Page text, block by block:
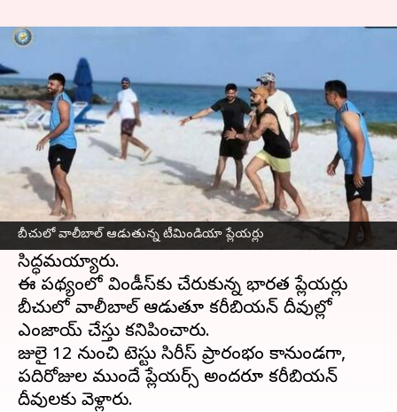
బీచులో వాలీబాల్ ఆడుతున్న టీమిండియా ప్లేయర్లు
కరేబియన్ బీచ్ లో వాలీబాల్ ఆడిన
టీమిండియా ప్లేయర్లు
వ్రాసిన వారు Jayachandra Akuri Jul 03, 2023 06:20 pm
ఈ వార్తాకథనం ఏంటి
వన్డే ప్రపంచ కప్ సన్మాహకాల్లో ఉన్న భారత జట్టు
వెస్టిండీస్గడ్డపై కాలు మోపింది. టెస్టు, వన్డే, టీ20 సిరీస్
లలో సత్తా చాటేందుకుటీమిండియాఆటగాళ్లు
సిద్ధమయ్యారు.
ఈ నేపథ్యంలో విండీస్‌కు చేరుకున్న భారత ప్లేయర్లు
బీచులో వాలీబాల్ ఆడుతూ కరీబియన్ దీవుల్లో
ఎంజాయ్ చేస్తు కనిపించారు.
జులై 12 నుంచి టెస్టు సిరీస్ ప్రారంభం కానుండగా,
పదిరోజుల ముందే ప్లేయర్స్ అందరూ కరీబియన్
దీవులకు వెళ్లారు.